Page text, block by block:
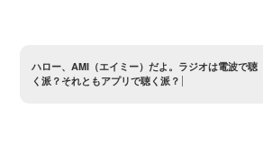
ハロー、 AMI（エイ ミ ー） だよ 。 ラジオは電波で聴
く 派？ それと もアプリで聴く 派？